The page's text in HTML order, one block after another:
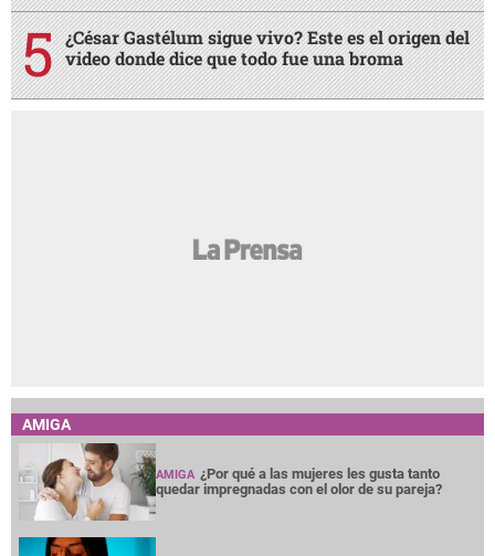
¿César Gastélum sigue vivo? Este es el origen del
video donde dice que todo fue una broma
AMIGA
AMIGA ¿Por qué a las mujeres les gusta tanto
quedar impregnadas con el olor de su pareja?